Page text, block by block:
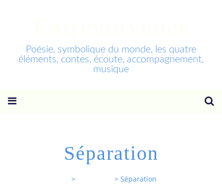
Poésie, symbolique du monde, les quatre
éléments, contes, écoute, accompagnement,
musique
Séparation
> > Séparation